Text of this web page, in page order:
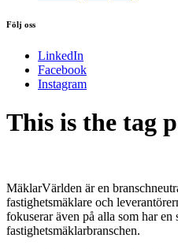
Följ oss
LinkedIn
Facebook
Instagram
This is the tag
MäklarVärlden är en
fastighetsmäklare och
fokuserar även på alla som har
fastighetsmäklarbranschen.